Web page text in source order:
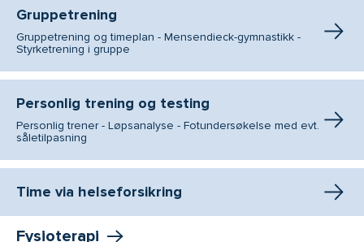
Gruppetrening
Gruppetrening og timeplan - Mensendieck-gymnastikk -
Styrketrening i gruppe
Personlig trening og testing
Personlig trener - Løpsanalyse - Fotundersøkelse med evt.
såletilpasning
Time via helseforsikring
Fysioterapi